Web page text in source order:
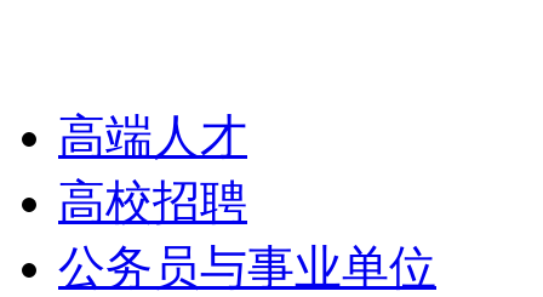
高端人才
高校招聘
公务员与事业单位